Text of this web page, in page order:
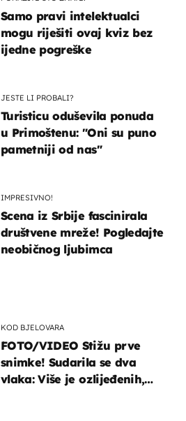
KOD BJELOVARA
FOTO/VIDEO Stižu prve
snimke! Sudarila se dva
vlaka: Više je ozlijeđenih,
Samo pravi intelektualci
mogu riješiti ovaj kviz bez
ijedne pogreške
JESTE LI PROBALI?
Turisticu oduševila ponuda
u Primoštenu: "Oni su puno
pametniji od nas"
IMPRESIVNO!
Scena iz Srbije fascinirala
društvene mreže! Pogledajte
neobičnog ljubimca